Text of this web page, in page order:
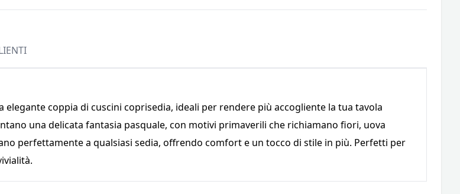
coppia di cuscini coprisedia, ideali per rendere più accogliente la tua tavola
una delicata fantasia pasquale, con motivi primaverili che richiamano fiori, uova
perfettamente a qualsiasi sedia, offrendo comfort e un tocco di stile in più. Perfetti per